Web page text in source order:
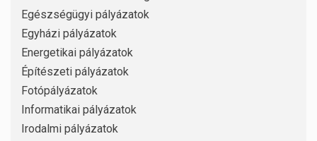
Egészségügyi pályázatok
Egyházi pályázatok
Energetikai pályázatok
Építészeti pályázatok
Fotópályázatok
Informatikai pályázatok
Irodalmi pályázatok